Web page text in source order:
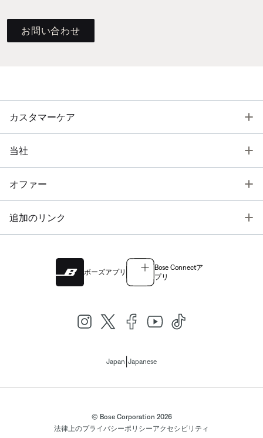
お問い合わせ
カスタマーケア
当社
オファー
追加のリンク
ボーズアプリ
Bose Connectア
プリ
Japan Japanese
© Bose Corporation 2026
法律上のプライバシーポリシーアクセシビリティ